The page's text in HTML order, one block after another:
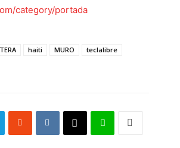
category/portada
haiti MURO
teclalibre